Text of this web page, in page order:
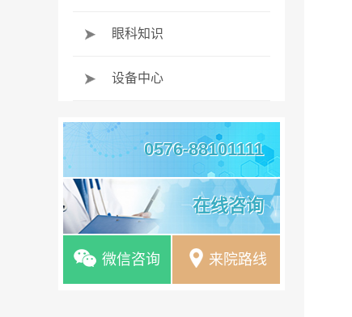
眼科知识
设备中心
0576-88101111
在线咨询
微信咨询 来院路线